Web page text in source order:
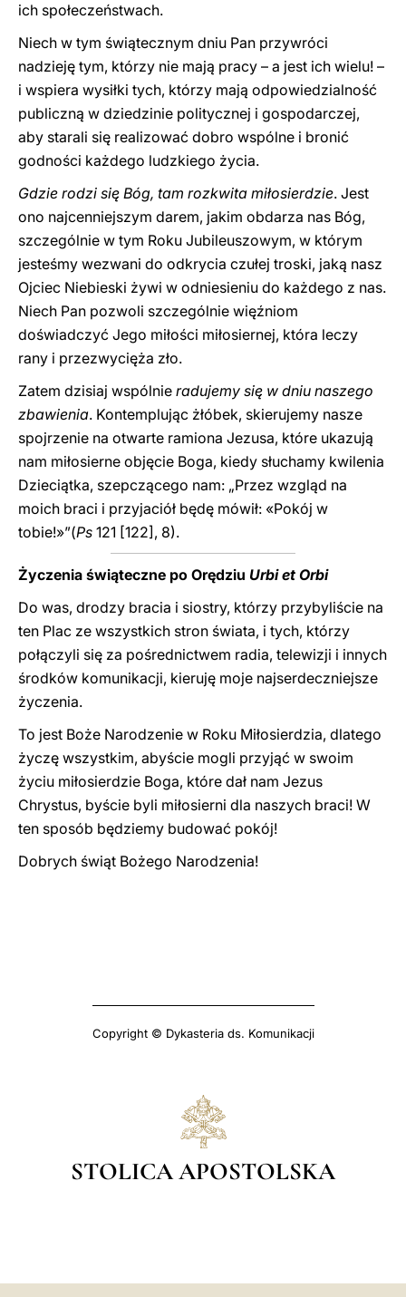
ich społeczeństwach.
Niech w tym świątecznym dniu Pan przywróci
nadzieję tym, którzy nie mają pracy – a jest ich wielu! –
i wspiera wysiłki tych, którzy mają odpowiedzialność
publiczną w dziedzinie politycznej i gospodarczej,
aby starali się realizować dobro wspólne i bronić
godności każdego ludzkiego życia.
Gdzie rodzi się Bóg, tam rozkwita miłosierdzie. Jest
ono najcenniejszym darem, jakim obdarza nas Bóg,
szczególnie w tym Roku Jubileuszowym, w którym
jesteśmy wezwani do odkrycia czułej troski, jaką nasz
Ojciec Niebieski żywi w odniesieniu do każdego z nas.
Niech Pan pozwoli szczególnie więźniom
doświadczyć Jego miłości miłosiernej, która leczy
rany i przezwycięża zło.
Zatem dzisiaj wspólnie radujemy się w dniu naszego
zbawienia. Kontemplując żłóbek, skierujemy nasze
spojrzenie na otwarte ramiona Jezusa, które ukazują
nam miłosierne objęcie Boga, kiedy słuchamy kwilenia
Dzieciątka, szepczącego nam: „Przez wzgląd na
moich braci i przyjaciół będę mówił: «Pokój w
tobie!»”(Ps 121 [122], 8).
Życzenia świąteczne po Orędziu Urbi et Orbi
Do was, drodzy bracia i siostry, którzy przybyliście na
ten Plac ze wszystkich stron świata, i tych, którzy
połączyli się za pośrednictwem radia, telewizji i innych
środków komunikacji, kieruję moje najserdeczniejsze
życzenia.
To jest Boże Narodzenie w Roku Miłosierdzia, dlatego
życzę wszystkim, abyście mogli przyjąć w swoim
życiu miłosierdzie Boga, które dał nam Jezus
Chrystus, byście byli miłosierni dla naszych braci! W
ten sposób będziemy budować pokój!
Dobrych świąt Bożego Narodzenia!
Copyright © Dykasteria ds. Komunikacji
STOLICA APOSTOLSKA